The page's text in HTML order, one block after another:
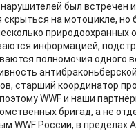
был встречен
скрыться на мотоцикле, но
природоохранных
информацией,
полномочия одного
старший координатор
WWF и наши
бригад, а не
WWF России, в пределах